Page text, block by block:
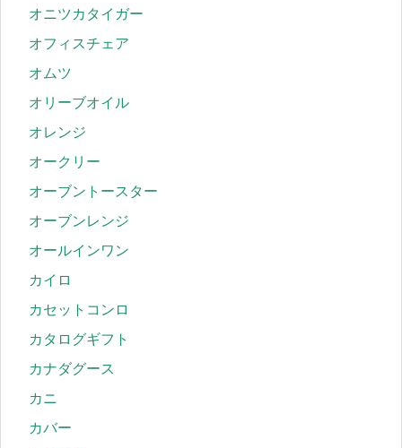
オニツカタイガー
オフィスチェア
オムツ
オリーブオイル
オレンジ
オークリー
オーブントースター
オーブンレンジ
オールインワン
カイロ
カセットコンロ
カタログギフト
カナダグース
カニ
カバー